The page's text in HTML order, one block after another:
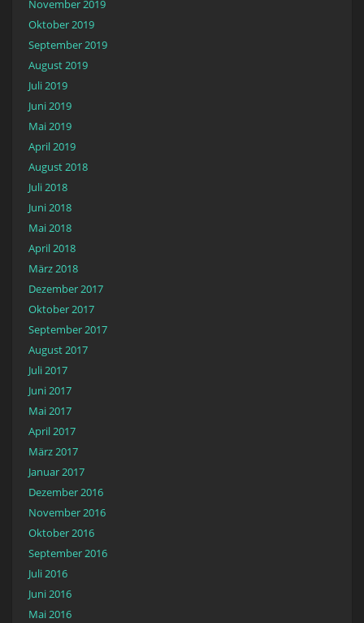
November 2019
Oktober 2019
September 2019
August 2019
Juli 2019
Juni 2019
Mai 2019
April 2019
August 2018
Juli 2018
Juni 2018
Mai 2018
April 2018
März 2018
Dezember 2017
Oktober 2017
September 2017
August 2017
Juli 2017
Juni 2017
Mai 2017
April 2017
März 2017
Januar 2017
Dezember 2016
November 2016
Oktober 2016
September 2016
Juli 2016
Juni 2016
Mai 2016